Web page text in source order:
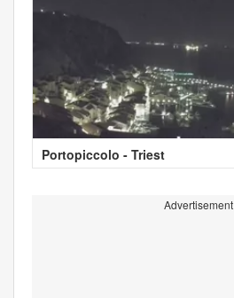
Portopiccolo - Triest
Advertisement